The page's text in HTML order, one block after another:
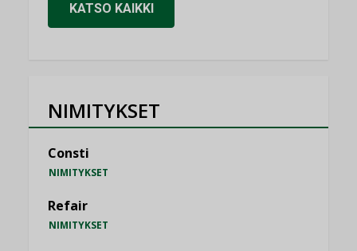
KATSO KAIKKI
NIMITYKSET
Consti
NIMITYKSET
Refair
NIMITYKSET